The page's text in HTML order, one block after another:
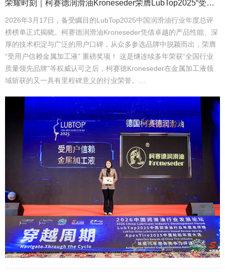
荣耀时刻｜柯赛德润滑油Kroneseder荣膺LubTop2025“受用户信赖金属加工液”大奖
2026年3月17日，备受瞩目的LubTop2025中国润滑油行业年度总评
榜榜单正式揭晓。柯赛德润滑油Kroneseder凭借卓越的产品性能、深
厚的技术积淀与广泛的用户口碑，从众多参选品牌中脱颖而出，荣膺
“受用户信赖金属加工液” 重磅奖项！ 这是继连续多年荣获“全国行业
质量领先品牌”等权威认可之后，柯赛德Kroneseder在金属加工液领
域斩获的又一具有里程碑意义的行业荣誉。…